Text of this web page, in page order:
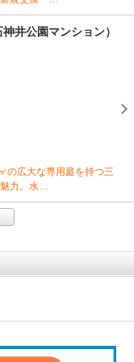
井公園マンション）
の広大な専用庭を持つ三
力。水…